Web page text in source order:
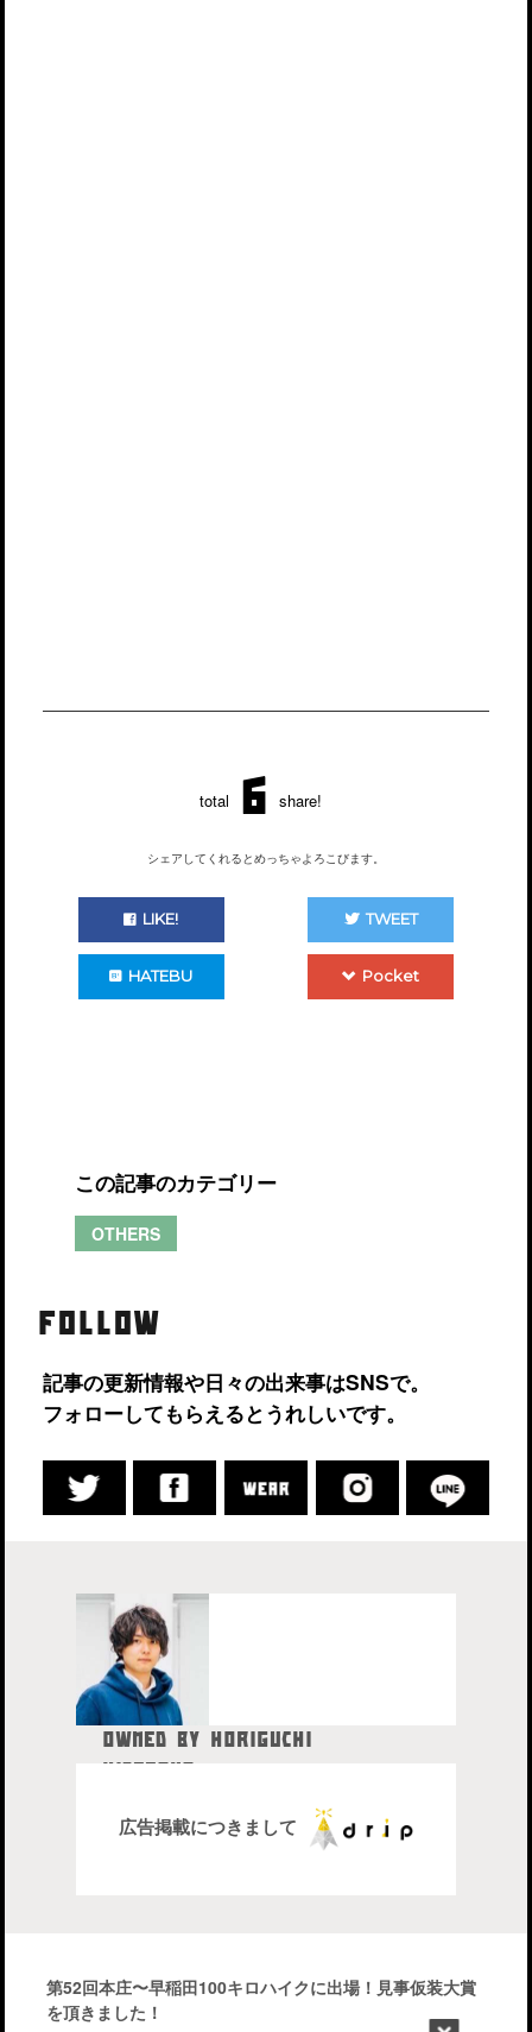
total 6 share!
シェアしてくれるとめっちゃよろこびます。
LIKE! TWEET
HATEBU Pocket
この記事のカテゴリー
OTHERS
FOLLOW
記事の更新情報や日々の出来事はSNSで。
フォローしてもらえるとうれしいです。
OWNED BY HORIGUCHI
株式会社drip代表取締役社長
広告掲載につきまして
第52回本庄〜早稲田100キロハイクに出場！見事仮装大賞
を頂きました！